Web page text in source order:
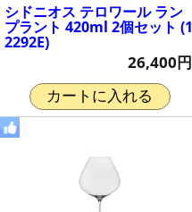
シドニオス テロワール ラン
プラント 420ml 2個セット (1
2292E)
26,400円
カートに入れる